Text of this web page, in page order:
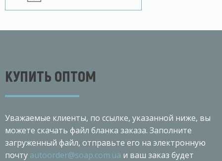
КУПИТЬ ОПТОМ
Уважаемые клиенты, по ссылке, указанной ниже, вы
можете скачать файл бланка заказа. Заполните
загруженный файл, отправьте его на электронную
почту autoorder@soap.com.ua и ваш заказ будет